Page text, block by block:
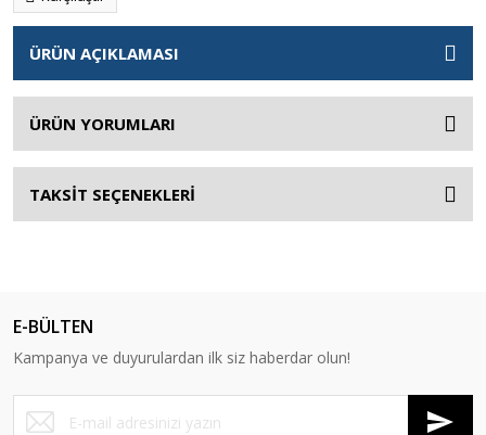
ÜRÜN AÇIKLAMASI
ÜRÜN YORUMLARI
TAKSİT SEÇENEKLERİ
E-BÜLTEN
Kampanya ve duyurulardan ilk siz haberdar olun!